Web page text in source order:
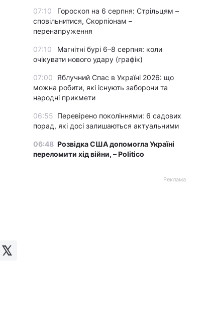
07:10
Гороскоп на 6 серпня: Стрільцям –
сповільнитися, Скорпіонам –
перенапруження
07:10
Магнітні бурі 6–8 серпня: коли
очікувати нового удару (графік)
07:00 Яблучний Спас в Україні 2026: що
можна робити, які існують заборони та
народні прикмети
06:55 Перевірено поколіннями: 6 садових
порад, які досі залишаються актуальними
06:48 Розвідка США допомогла Україні
переломити хід війни, – Politico
Реклама